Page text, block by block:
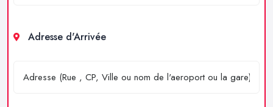
Adresse d'Arrivée